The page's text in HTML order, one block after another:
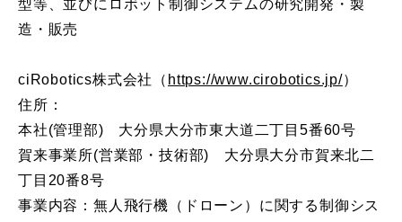
型等、並びにロボット制御システムの研究開発・製
造・販売
ciRobotics株式会社（ https://www.cirobotics.jp/）
住所：
本社(管理部) 大分県大分市東大道二丁目5番60号
賀来事業所(営業部・技術部) 大分県大分市賀来北二
丁目20番8号
事業内容：無人飛行機（ドローン）に関する制御シス